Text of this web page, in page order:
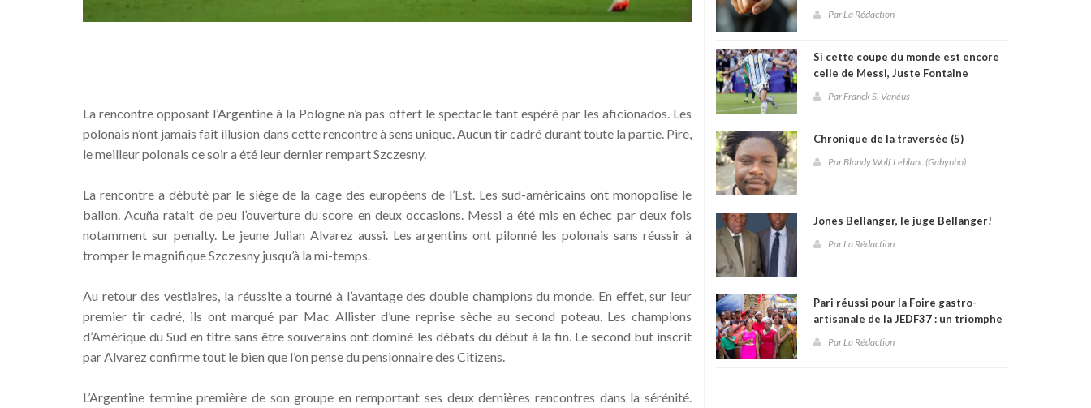
La rencontre opposant l’Argentine à la Pologne n’a pas offert le spectacle tant espéré par les aficionados. Les
polonais n’ont jamais fait illusion dans cette rencontre à sens unique. Aucun tir cadré durant toute la partie. Pire,
le meilleur polonais ce soir a été leur dernier rempart Szczesny.
La rencontre a débuté par le siège de la cage des européens de l’Est. Les sud-américains ont monopolisé le
ballon. Acuña ratait de peu l’ouverture du score en deux occasions. Messi a été mis en échec par deux fois
notamment sur penalty. Le jeune Julian Alvarez aussi. Les argentins ont pilonné les polonais sans réussir à
tromper le magnifique Szczesny jusqu’à la mi-temps.
Au retour des vestiaires, la réussite a tourné à l’avantage des double champions du monde. En effet, sur leur
premier tir cadré, ils ont marqué par Mac Allister d’une reprise sèche au second poteau. Les champions
d’Amérique du Sud en titre sans être souverains ont dominé les débats du début à la fin. Le second but inscrit
par Alvarez confirme tout le bien que l’on pense du pensionnaire des Citizens.
L’Argentine termine première de son groupe en remportant ses deux dernières rencontres dans la sérénité.
et le naufrage de la sélection
Par La Rédaction
Si cette coupe du monde est encore
celle de Messi, Juste Fontaine
pourrait être effacé des annales
Par Franck S. Vanéus
Chronique de la traversée (5)
Par Blondy Wolf Leblanc (Gabynho)
Jones Bellanger, le juge Bellanger!
Par La Rédaction
Pari réussi pour la Foire gastro-
artisanale de la JEDF37 : un triomphe
culturel et communautaire à
Par La Rédaction